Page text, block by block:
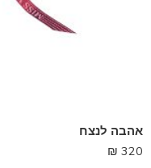
אהבה לנצח
320
₪